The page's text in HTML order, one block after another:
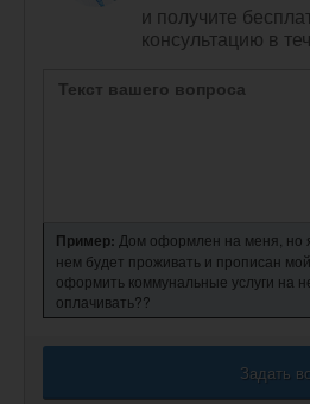
и получите
консультацию в
Пример: Дом оформлен на меня, но
нем будет проживать и прописан
оформить коммунальные услуги на
оплачивать??
Задать